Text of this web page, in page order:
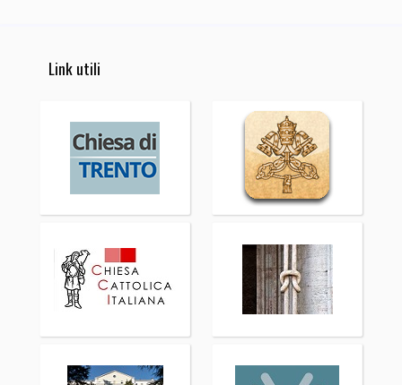
Link utili